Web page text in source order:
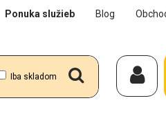
Iba skladom
Ponuka služieb Blog